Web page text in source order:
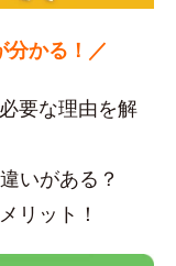
分かる！／
要な理由を解
いがある？
リット！